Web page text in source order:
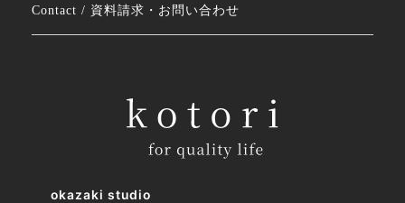
okazaki studio
Contact / 資料請求・お問い合わせ